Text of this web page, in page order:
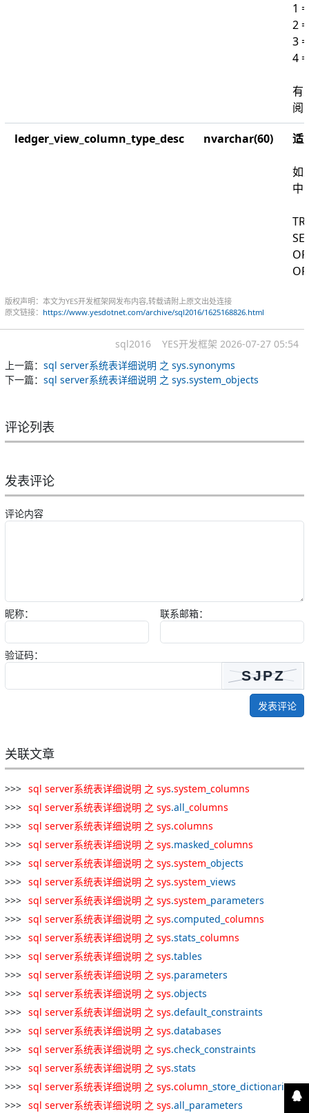
1
2
3
4
有
阅
ledger_view_column_type_desc nvarchar(60) 适
如
中
版权声明：本文为YES开发框架网发布内容,转载请附上原文出处连接
原文链接： https://www.yesdotnet.com/archive/sql2016/1625168826.html
sql2016 YES开发框架 2026-07-27 05:54
上一篇： sql server系统表详细说明 之 sys.synonyms
下一篇： sql server系统表详细说明 之 sys.system_objects
评论列表
发表评论
评论内容
昵称： 联系邮箱：
验证码：
发表评论
关联文章
sql server系统表详细说明 之 sys.system columns
sql server系统表详细说明 之 sys.all_ columns
sql server系统表详细说明 之 sys.columns
sql server系统表详细说明 之 sys.masked_ columns
sql server系统表详细说明 之 sys.system _objects
sql server系统表详细说明 之 sys.system _views
sql server系统表详细说明 之 sys.system _parameters
sql server系统表详细说明 之 sys.computed_ columns
sql server系统表详细说明 之 sys.stats_ columns
sql server系统表详细说明 之 sys.tables
sql server系统表详细说明 之 sys.parameters
sql server系统表详细说明 之 sys.objects
sql server系统表详细说明 之 sys.default_constraints
sql server系统表详细说明 之 sys.databases
sql server系统表详细说明 之 sys.check_constraints
sql server系统表详细说明 之 sys.stats
sql server系统表详细说明 之 sys.column _store_dictionaries
sql server系统表详细说明 之 sys.all_parameters